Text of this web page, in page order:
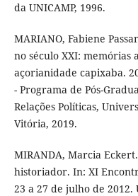
da UNICAMP, 1996.
MARIANO, Fabiene
no século XXI: memórias
açorianidade capixaba.
- Programa de Pós-
Relações Políticas,
Vitória, 2019.
MIRANDA, Marcia
historiador. In: XI
23 a 27 de julho de